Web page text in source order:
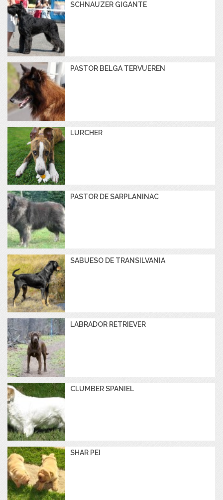
SCHNAUZER GIGANTE
PASTOR BELGA TERVUEREN
LURCHER
PASTOR DE SARPLANINAC
SABUESO DE TRANSILVANIA
LABRADOR RETRIEVER
CLUMBER SPANIEL
SHAR PEI